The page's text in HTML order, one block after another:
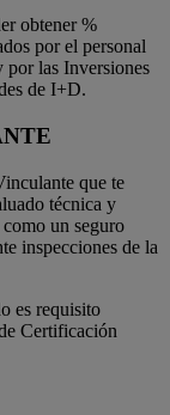
obtener %
por el personal
por las Inversiones
de I+D.
que te
técnica y
un seguro
inspecciones de la
es requisito
Certificación